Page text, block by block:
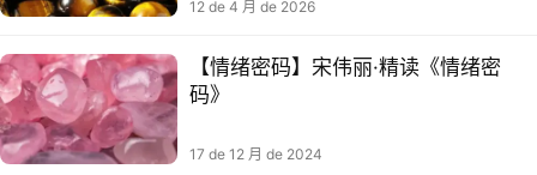
12 de 4 月 de 2026
【情绪密码】宋伟丽·精读《情‮密绪‬
码》
17 de 12 月 de 2024